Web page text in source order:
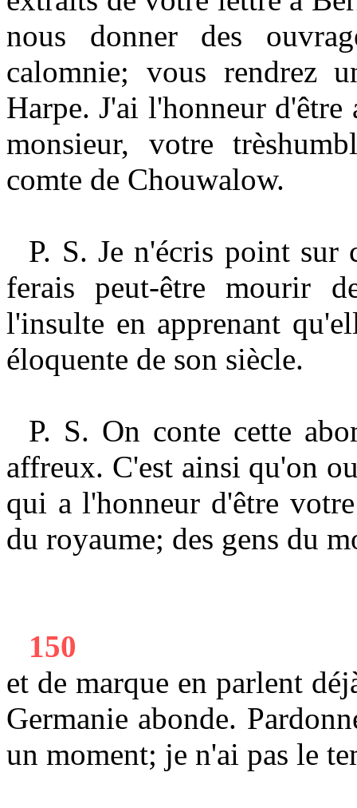
nous donner des
calomnie; vous rendrez
Harpe. J'ai l'honneur d'être
monsieur, votre
comte de Chouwalow.
P. S. Je n'écris point
ferais peut-être mourir
l'insulte en apprenant
éloquente de son siècle.
P. S. On conte cette
affreux. C'est ainsi qu'on
qui a l'honneur d'être
du royaume; des gens du
150
et de marque en parlent
Germanie abonde.
un moment; je n'ai pas le